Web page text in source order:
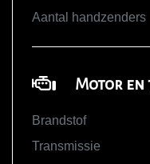
Aantal handzenders
Motor en
Brandstof
Transmissie